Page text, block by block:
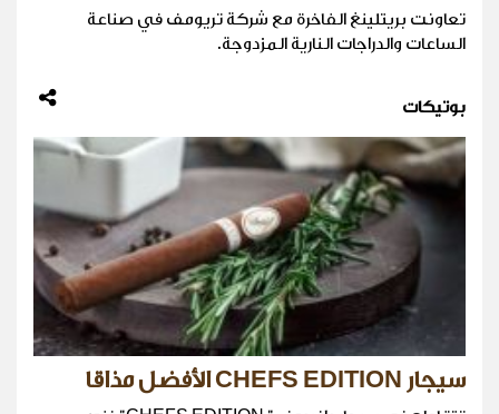
تعاونت بريتلينغ الفاخرة مع شركة تريومف في صناعة
الساعات والدراجات النارية المزدوجة.
بوتيكات
سيجار CHEFS EDITION الأفضل مذاقا